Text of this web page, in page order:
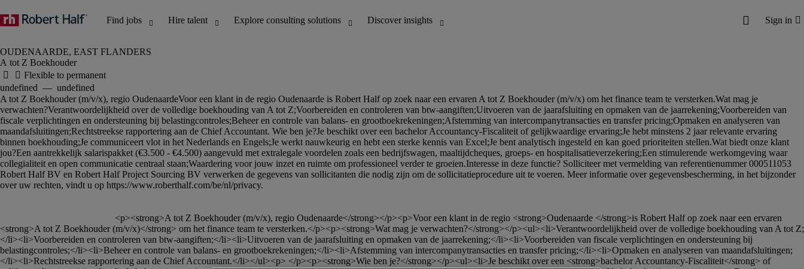
A tot Z Boekhouder
<strong>A tot Z Boekhouder (m/v/x)</strong> om het finance team te versterken.</p><p><strong>Wat mag je verwachten?</strong></p><ul><li>Verantwoordelijkheid over de volledige boekhouding van A tot Z;
</li><li>Voorbereiden en controleren van btw-aangiften;</li><li>Uitvoeren van de jaarafsluiting en opmaken van de jaarrekening;</li><li>Voorbereiden van fiscale verplichtingen en ondersteuning bij
belastingcontroles;</li><li>Beheer en controle van balans- en grootboekrekeningen;</li><li>Afstemming van intercompanytransacties en transfer pricing;</li><li>Opmaken en analyseren van maandafsluitingen;
</li><li>Rechtstreekse rapportering aan de Chief Accountant.</li></ul><p> </p><p><strong>Wie ben je?</strong></p><ul><li>Je beschikt over een <strong>bachelor Accountancy-Fiscaliteit</strong> of